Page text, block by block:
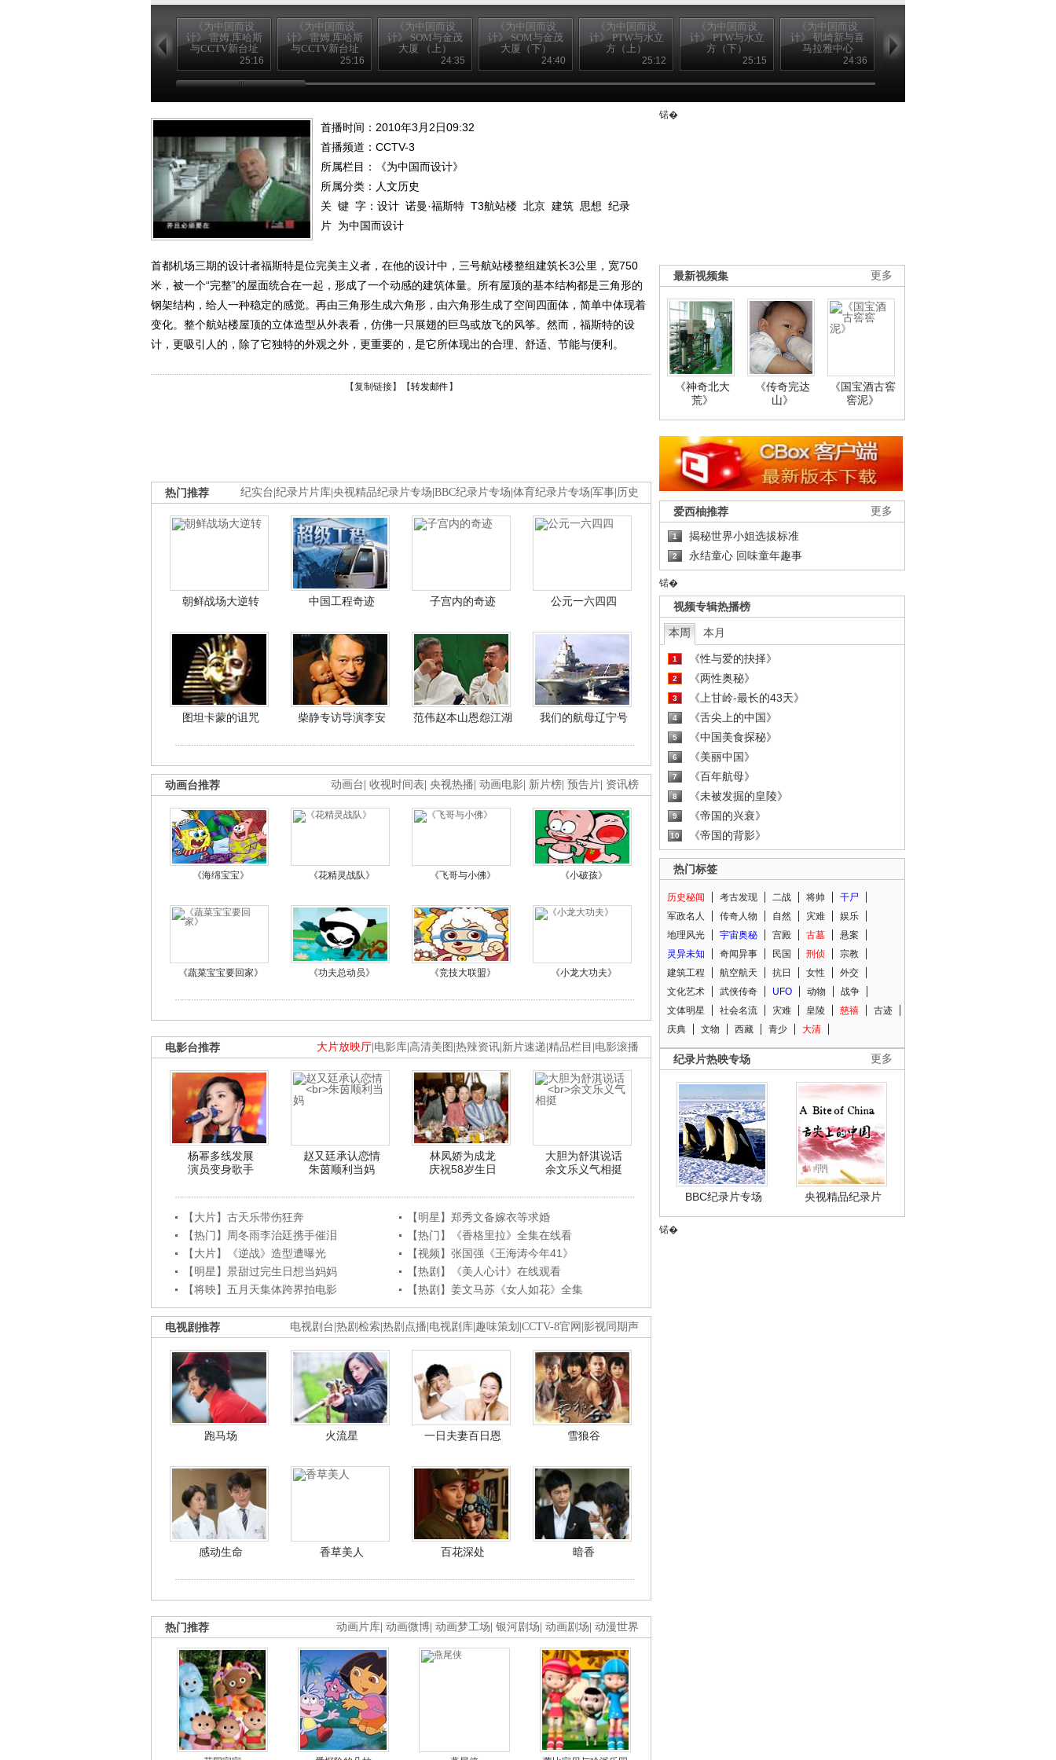
《为中国而设
计》 雷姆.库哈斯
与CCTV新台址
25:16
《为中国而设
计》 雷姆.库哈斯
与CCTV新台址
25:16
《为中国而设
计》 SOM与金茂
大厦 （上）
24:35
《为中国而设
计》 SOM与金茂
大厦（下）
24:40
《为中国而设
计》 PTW与水立
方（上）
25:12
《为中国而设
计》 PTW与水立
方（下）
25:15
《为中国而设
计》 矶崎新与喜
马拉雅中心
24:36
计》 矶崎新与喜
首播时间：2010年3月2日09:32
首播频道： CCTV-3
所属栏目：
《为中国而设计》
所属分类：人文历史
关 键 字： 设计 诺曼·福斯特 T3航站楼 北京 建筑 思想 纪录
片 为中国而设计
首都机场三期的设计者福斯特是位完美主义者，在他的设计中，三号航站楼整组建筑长3公里，宽750
米，被一个“完整”的屋面统合在一起，形成了一个动感的建筑体量。所有屋顶的基本结构都是三角形的
钢架结构，给人一种稳定的感觉。再由三角形生成六角形，由六角形生成了空间四面体，简单中体现着
变化。整个航站楼屋顶的立体造型从外表看，仿佛一只展翅的巨鸟或放飞的风筝。然而，福斯特的设
计，更吸引人的，除了它独特的外观之外，更重要的，是它所体现出的合理、舒适、节能与便利。
【复制链接】【转发邮件 】
纪实台 纪录片片库 央视精品纪录片专场 BBC纪录片专场 体育纪录片专场 军事 历史
热门推荐
朝鲜战场大逆转 中国工程奇迹 子宫内的奇迹 公元一六四四
图坦卡蒙的诅咒 柴静专访导演李安 范伟赵本山恩怨江湖 我们的航母辽宁号
动画台 收视时间表 央视热播 动画电影 新片榜 预告片 资讯榜
动画台推荐
《海绵宝宝》 《花精灵战队》 《飞哥与小佛》 《小破孩》
《蔬菜宝宝要回家》 《功夫总动员》 《竞技大联盟》 《小龙大功夫》
大片放映厅 电影库 高清美图 热辣资讯 新片速递 精品栏目 电影滚播
电影台推荐
杨幂多线发展
演员变身歌手
赵又廷承认恋情
朱茵顺利当妈
林凤娇为成龙
庆祝58岁生日
大胆为舒淇说话
余文乐义气相挺
【大片】古天乐带伤狂奔
【明星】郑秀文备嫁衣等求婚
【热门】周冬雨李治廷携手催泪
【热门】《香格里拉》全集在线看
【大片】《逆战》造型遭曝光
【视频】张国强《王海涛今年41》
【明星】景甜过完生日想当妈妈
【热剧】《美人心计》在线观看
【将映】五月天集体跨界拍电影
【热剧】姜文马苏《女人如花》全集
电视剧台 热剧检索 热剧点播 电视剧库 趣味策划 CCTV-8官网 影视同期声
电视剧推荐
跑马场 火流星 一日夫妻百日恩 雪狼谷
感动生命 香草美人 百花深处 暗香
动画片库 动画微博 动画梦工场 银河剧场 动画剧场 动漫世界
热门推荐
锘�
更多
最新视频集
《神奇北大
荒》
《传奇完达
山》
《国宝酒古窖
窖泥》
更多
爱西柚推荐
1 揭秘世界小姐选拔标准
2 永结童心 回味童年趣事
锘�
视频专辑热播榜
本周 本月
1 《性与爱的抉择》
2 《两性奥秘》
3 《上甘岭-最长的43天》
4 《舌尖上的中国》
5 《中国美食探秘》
6 《美丽中国》
7 《百年航母》
8 《未被发掘的皇陵》
9 《帝国的兴衰》
10 《帝国的背影》
热门标签
历史秘闻 考古发现 二战 将帅
干尸
军政名人
传奇人物 自然 灾难
娱乐
地理风光
宇宙奥秘 宫殿 古墓
悬案
灵异未知
奇闻异事 民国 刑侦
宗教
建筑工程
航空航天 抗日 女性
外交
文化艺术
武侠传奇 UFO 动物
战争
文体明星
社会名流 灾难 皇陵 慈禧
古迹
庆典
文物 西藏 青少 大清
更多
纪录片热映专场
BBC纪录片专场 央视精品纪录片
锘�